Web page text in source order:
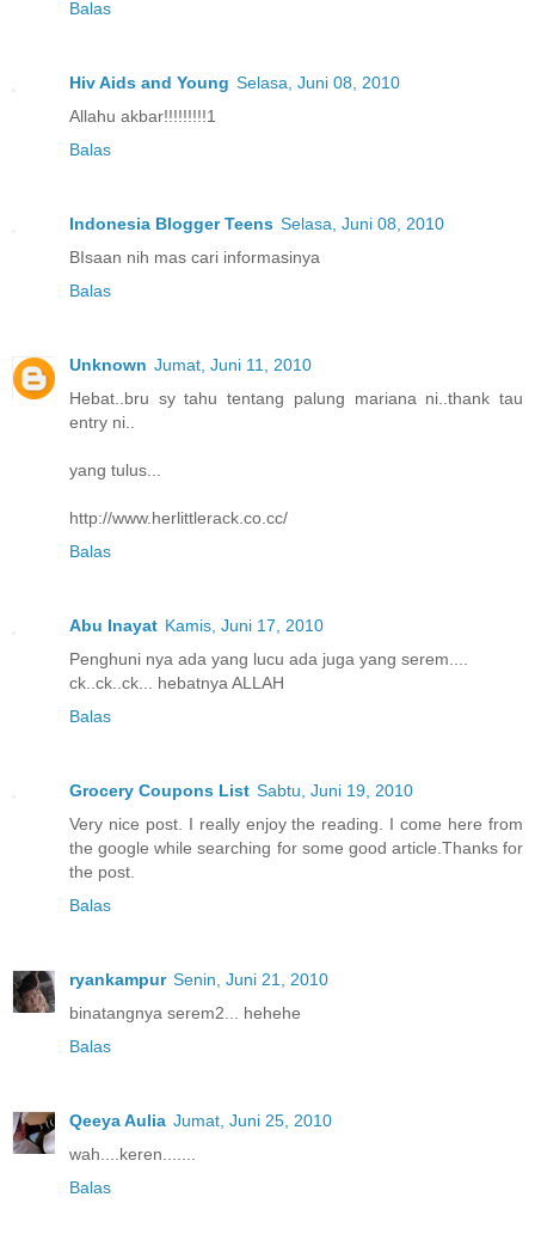
Balas
Hiv Aids and Young Selasa, Juni 08, 2010
Allahu akbar!!!!!!!!!1
Balas
Indonesia Blogger Teens Selasa, Juni 08, 2010
BIsaan nih mas cari informasinya
Balas
Unknown Jumat, Juni 11, 2010
Hebat..bru sy tahu tentang palung mariana ni..thank tau
entry ni..
yang tulus...
http://www.herlittlerack.co.cc/
Balas
Abu Inayat Kamis, Juni 17, 2010
Penghuni nya ada yang lucu ada juga yang serem....
ck..ck..ck... hebatnya ALLAH
Balas
Grocery Coupons List Sabtu, Juni 19, 2010
Very nice post. I really enjoy the reading. I come here from
the google while searching for some good article.Thanks for
the post.
Balas
ryankampur Senin, Juni 21, 2010
binatangnya serem2... hehehe
Balas
Qeeya Aulia Jumat, Juni 25, 2010
wah....keren.......
Balas